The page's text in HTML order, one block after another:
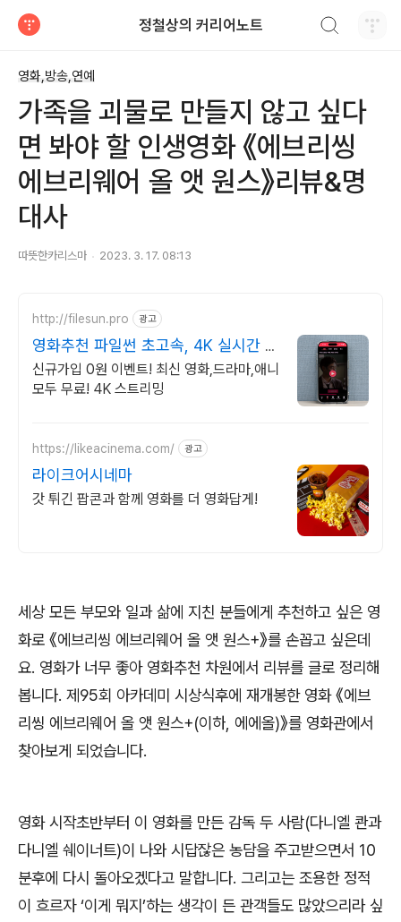
정철상의 커리어노트
영화,방송,연예
가족을 괴물로 만들지 않고 싶다
면 봐야 할 인생영화 《에브리씽
에브리웨어 올 앳 원스》리뷰&명
대사
따뜻한카리스마 2023. 3. 17. 08:13
http://filesun.pro 광고
영화추천 파일썬 초고속, 4K 실시간 보
기!
신규가입 0원 이벤트! 최신 영화,드라마,애니
모두 무료! 4K 스트리밍
https://likeacinema.com/ 광고
라이크어시네마
갓 튀긴 팝콘과 함께 영화를 더 영화답게!
세상 모든 부모와 일과 삶에 지친 분들에게 추천하고 싶은 영
화로 《에브리씽 에브리웨어 올 앳 원스+》를 손꼽고 싶은데
요. 영화가 너무 좋아 영화추천 차원에서 리뷰를 글로 정리해
봅니다. 제 95회 아카데미 시상식후에 재개봉한 영화《에브
리씽 에브리웨어 올 앳 원스+(이하 에에올)》를 영화관에서
찾아보게 되었습니다.
영화 시작초반부터 이 영화를 만든 감독 두 사람(다니엘 콴과
다니엘 쉐이너트)이 나와 시답잖은 농담을 주고받으면서 10
분후에 다시 돌아오겠다고 말합니다. 그리고는 조용한 정적
이 흐르자‘이게 뭐지’하는 생각이 든 관객들도 많았으리라 싶